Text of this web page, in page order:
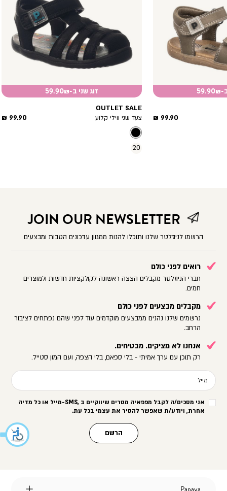
מחיר
99.90 ₪
זוג שני ב-59.90₪
OUTLET SALE
צעד שני ווילי קלוע
מחיר
99.90 ₪
20
JOIN OUR NEWSLETTER
הרשמו לניוזלטר שלנו ותוכלו להנות ממגוון עדכונים הטבות ומבצעים
רואים לפני כולם
חברי הניוזלטר מקבלים הצצה ראשונה לקולקציות חדשות ולמוצרים
חמים.
מקבלים מבצעים לפני כולם
נרשמים שלנו נהנים ממבצעים מוקדמים עוד לפני שהם נפתחים לציבור
הרחב.
אנחנו לא מציקים. מבטיחים.
רק תוכן עם ערך אמיתי - בלי ספאם, בלי הצפה, ועם המון סטייל.
מייל
אני מסכים/ה לקבל מפפאיה מסרים שיווקיים ב -SMS,מייל או כל מדיה
אחרת, ויודע/ת שאפשר להסיר את עצמי בכל עת.
הרשם
Papaya